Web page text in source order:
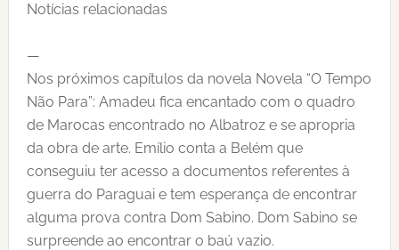
Notícias relacionadas
—
Nos próximos capítulos da novela Novela “O Tempo
Não Para”: Amadeu fica encantado com o quadro
de Marocas encontrado no Albatroz e se apropria
da obra de arte. Emílio conta a Belém que
conseguiu ter acesso a documentos referentes à
guerra do Paraguai e tem esperança de encontrar
alguma prova contra Dom Sabino. Dom Sabino se
surpreende ao encontrar o baú vazio.